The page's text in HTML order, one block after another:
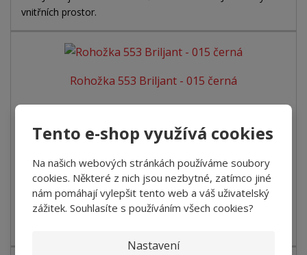
Tento e-shop využívá cookies
Na našich webových stránkách používáme soubory
cookies. Některé z nich jsou nezbytné, zatímco jiné
nám pomáhají vylepšit tento web a váš uživatelský
zážitek. Souhlasíte s používáním všech cookies?
Nastavení
vnitřních prostor.
Rohožka 553 Briljant - 015 černá
Detail
SKLADEM
Vstupní rohožka nejvyšší kvality, jak z hlediska výkonu, tak i